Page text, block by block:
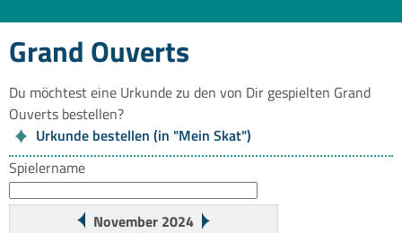
Grand Ouverts
Du möchtest eine Urkunde zu den von Dir gespielten Grand
Ouverts bestellen?
Urkunde bestellen (in "Mein Skat")
Spielername
November 2024